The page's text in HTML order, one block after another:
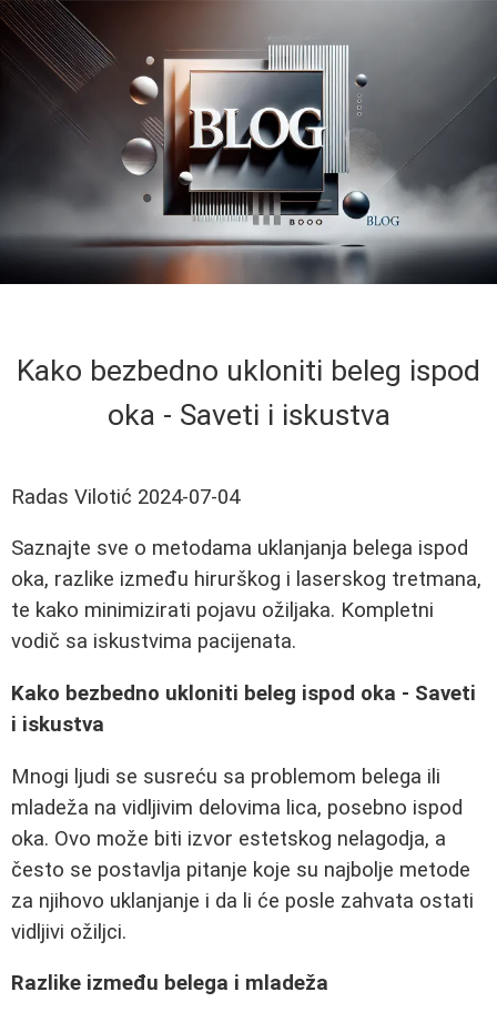
Kako bezbedno ukloniti beleg ispod
oka - Saveti i iskustva
Radas Vilotić 2024-07-04
Saznajte sve o metodama uklanjanja belega ispod
oka, razlike između hirurškog i laserskog tretmana,
te kako minimizirati pojavu ožiljaka. Kompletni
vodič sa iskustvima pacijenata.
Kako bezbedno ukloniti beleg ispod oka - Saveti
i iskustva
Mnogi ljudi se susreću sa problemom belega ili
mladeža na vidljivim delovima lica, posebno ispod
oka. Ovo može biti izvor estetskog nelagodja, a
često se postavlja pitanje koje su najbolje metode
za njihovo uklanjanje i da li će posle zahvata ostati
vidljivi ožiljci.
Razlike između belega i mladeža